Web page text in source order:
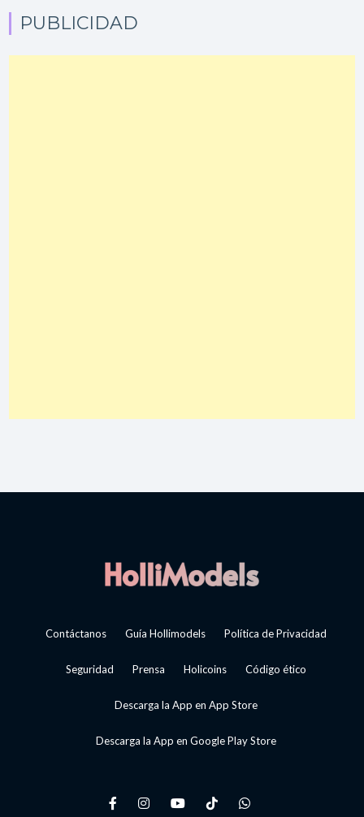
PUBLICIDAD
Contáctanos Guía Hollimodels Política de Privacidad
Seguridad Prensa Holicoins Código ético
Descarga la App en App Store
Descarga la App en Google Play Store